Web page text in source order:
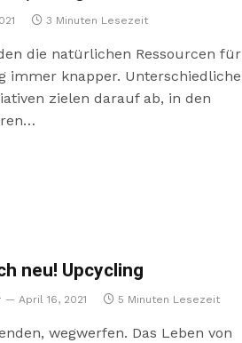
3 Minuten Lesezeit
die natürlichen Ressourcen für
immer knapper. Unterschiedliche
zielen darauf ab, in den
neu! Upcycling
April 16, 2021 5 Minuten Lesezeit
wegwerfen. Das Leben von